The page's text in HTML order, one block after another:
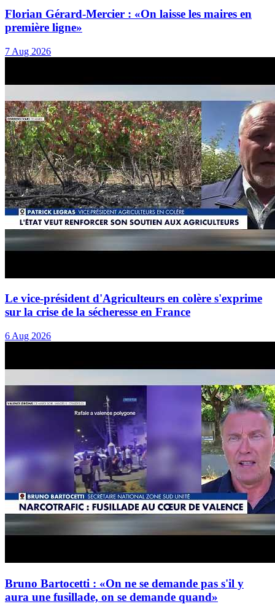
Florian Gérard-Mercier : «On laisse les maires en
première ligne»
7 Aug 2026
Le vice-président d'Agriculteurs en colère s'exprime
sur la crise de la sécheresse en France
6 Aug 2026
Bruno Bartocetti : «On ne se demande pas s'il y
aura une fusillade, on se demande quand»